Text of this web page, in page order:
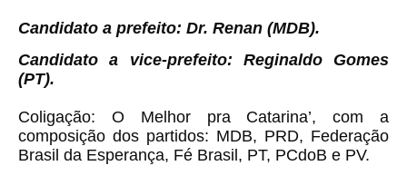
Candidato a prefeito: Dr. Renan (MDB).
Candidato a vice-prefeito: Reginaldo Gomes
(PT).
Coligação: O Melhor pra Catarina’, com a
composição dos partidos: MDB, PRD, Federação
Brasil da Esperança, Fé Brasil, PT, PCdoB e PV.